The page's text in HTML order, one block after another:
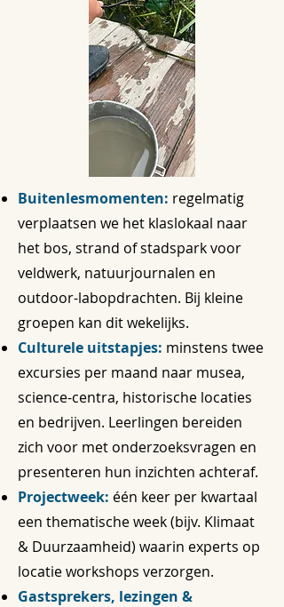
Buitenlesmomenten: regelmatig
verplaatsen we het klaslokaal naar
het bos, strand of stadspark voor
veldwerk, natuur­journalen en
outdoor-labopdrachten. Bij kleine
groepen kan dit wekelijks.
Culturele uitstapjes: minstens twee
excursies per maand naar musea,
science-centra, historische locaties
en bedrijven. Leerlingen bereiden
zich voor met onderzoeksvragen en
presenteren hun inzichten achteraf.
Projectweek: één keer per kwartaal
een thematische week (bijv. Klimaat
& Duurzaamheid) waarin experts op
locatie workshops verzorgen.
Gastsprekers, lezingen &